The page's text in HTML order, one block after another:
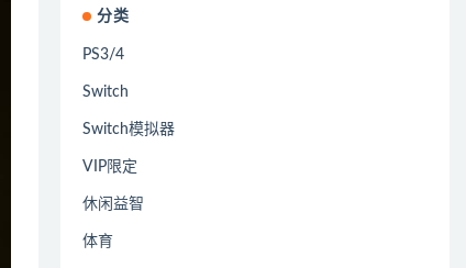
分类
PS3/4
Switch
Switch模拟器
VIP限定
休闲益智
体育